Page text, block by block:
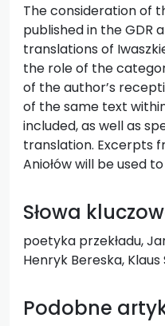
The consideration of
published in the GDR
translations of
the role of the
of the author’s
of the same text
included, as well as
translation. Excerpts
Aniołów will be used
Słowa
poetyka przekładu,
Henryk Bereska,
Podobne